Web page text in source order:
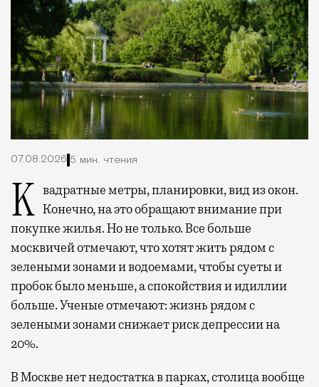
07.08.2026 5 мин. чтения
Квадратные метры, планировки, вид из окон. Конечно, на это обращают внимание при
покупке жилья. Но не только. Все больше
москвичей отмечают, что хотят жить рядом с
зелеными зонами и водоемами, чтобы суеты и
пробок было меньше, а спокойствия и идиллии
больше. Ученые отмечают: жизнь рядом с
зелеными зонами снижает риск депрессии на
20%.
В Москве нет недостатка в парках, столица вообще